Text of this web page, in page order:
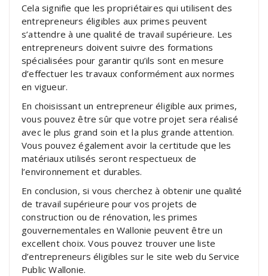
Cela signifie que les propriétaires qui utilisent des
entrepreneurs éligibles aux primes peuvent
s’attendre à une qualité de travail supérieure. Les
entrepreneurs doivent suivre des formations
spécialisées pour garantir qu’ils sont en mesure
d’effectuer les travaux conformément aux normes
en vigueur.
En choisissant un entrepreneur éligible aux primes,
vous pouvez être sûr que votre projet sera réalisé
avec le plus grand soin et la plus grande attention.
Vous pouvez également avoir la certitude que les
matériaux utilisés seront respectueux de
l’environnement et durables.
En conclusion, si vous cherchez à obtenir une qualité
de travail supérieure pour vos projets de
construction ou de rénovation, les primes
gouvernementales en Wallonie peuvent être un
excellent choix. Vous pouvez trouver une liste
d’entrepreneurs éligibles sur le site web du Service
Public Wallonie.